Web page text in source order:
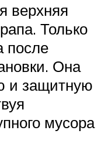
верхняя
Только
после
Она
и защитную
мусора